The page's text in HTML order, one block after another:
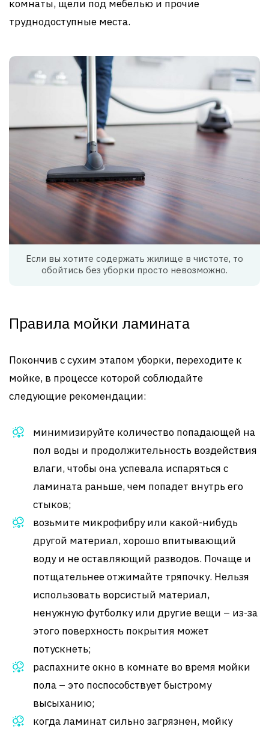
комнаты, щели под мебелью и прочие
труднодоступные места.
Если вы хотите содержать жилище в чистоте, то
обойтись без уборки просто невозможно.
Правила мойки ламината
Покончив с сухим этапом уборки, переходите к
мойке, в процессе которой соблюдайте
следующие рекомендации:
минимизируйте количество попадающей на
пол воды и продолжительность воздействия
влаги, чтобы она успевала испаряться с
ламината раньше, чем попадет внутрь его
стыков;
возьмите микрофибру или какой-нибудь
другой материал, хорошо впитывающий
воду и не оставляющий разводов. Почаще и
потщательнее отжимайте тряпочку. Нельзя
использовать ворсистый материал,
ненужную футболку или другие вещи – из-за
этого поверхность покрытия может
потускнеть;
распахните окно в комнате во время мойки
пола – это поспособствует быстрому
высыханию;
когда ламинат сильно загрязнен, мойку